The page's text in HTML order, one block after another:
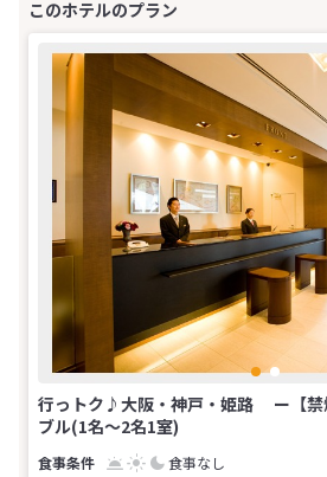
行っトク♪大阪・神戸・姫路 ー【禁
ブル(1名～2名1室)
食事なし